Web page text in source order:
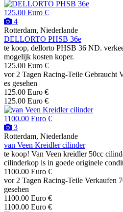
125.00 Euro €
4
Rotterdam, Niederlande
DELLORTO PHSB 36e
te koop, dellorto PHSB 36 ND.
mogelijk kosten koper.
125.00 Euro €
vor 2 Tagen Racing-Teile Gebraucht
es gesehen
125.00 Euro €
125.00 Euro €
1100.00 Euro €
3
Rotterdam, Niederlande
van Veen Kreidler cilinder
te koop! Van Veen kreidler 50cc
cilinderkop is in goede originele
1100.00 Euro €
vor 2 Tagen Racing-Teile Verkaufen
gesehen
1100.00 Euro €
1100.00 Euro €